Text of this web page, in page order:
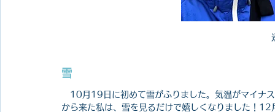
雪
10月19日に初めて雪がふりました。気温がマイナ
から来た私は、雪を見るだけで嬉しくなりました！